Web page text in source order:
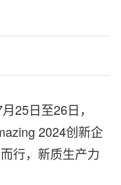
25日至26日，
2024创新企
行，新质生产力